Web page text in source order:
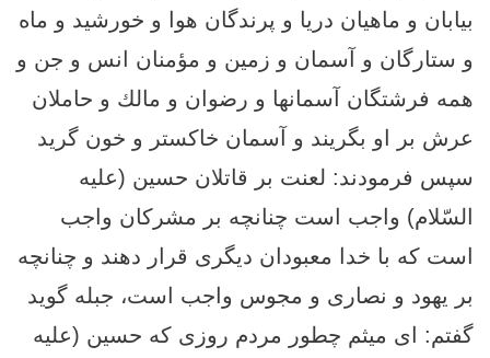
بيابان و ماهيان دريا و پرندگان هوا و خورشيد و ماه
و ستارگان و آسمان و زمين و مؤمنان انس و جن و
همه فرشتگان آسمانها و رضوان و مالك و حاملان
عرش بر او بگريند و آسمان خاكستر و خون گريد
سپس فرمودند: لعنت بر قاتلان حسين (علیه
السّلام) واجب است چنانچه بر مشركان واجب
است كه با خدا معبودان ديگرى قرار دهند و چنانچه
بر يهود و نصارى و مجوس واجب است، جبله گويد
گفتم: اى ميثم چطور مردم روزى كه حسين (علیه